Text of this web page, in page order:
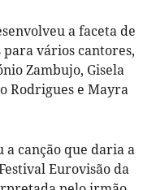
a faceta de
vários cantores,
Zambujo, Gisela
Rodrigues e Mayra
a canção que daria a
Eurovisão da